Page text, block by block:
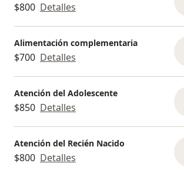
$800 Detalles
Alimentación complementaria
$700 Detalles
Atención del Adolescente
$850 Detalles
Atención del Recién Nacido
$800 Detalles